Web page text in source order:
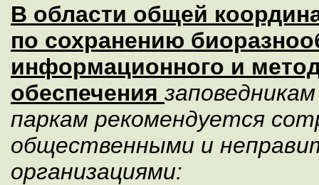
В области общей
по сохранению
информационного и
обеспечения
паркам рекомендуется
общественными и
организациями: